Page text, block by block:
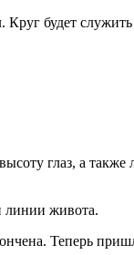
будет служить
глаз, а также
линии живота.
Теперь